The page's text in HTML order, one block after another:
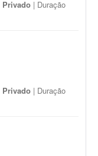
Privado | Duração
Privado | Duração